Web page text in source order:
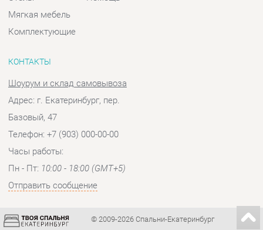
Адрес: г. Екатеринбург, пер.
Базовый, 47
Часы работы: